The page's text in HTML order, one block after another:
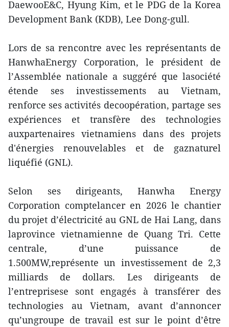
DaewooE&C, Hyung Kim, et le PDG de la Korea
Development Bank (KDB), Lee Dong-gull.
Lors de sa rencontre avec les représentants de
HanwhaEnergy Corporation, le président de
l’Assemblée nationale a suggéré que lasociété
étende ses investissements au Vietnam,
renforce ses activités decoopération, partage ses
expériences et transfère des technologies
auxpartenaires vietnamiens dans des projets
d'énergies renouvelables et de gaznaturel
liquéfié (GNL).
Selon ses dirigeants, Hanwha Energy
Corporation comptelancer en 2026 le chantier
du projet d’électricité au GNL de Hai Lang, dans
laprovince vietnamienne de Quang Tri. Cette
centrale, d’une puissance de
1.500MW,représente un investissement de 2,3
milliards de dollars. Les dirigeants de
l’entreprisese sont engagés à transférer des
technologies au Vietnam, avant d’annoncer
qu’ungroupe de travail est sur le point d’être